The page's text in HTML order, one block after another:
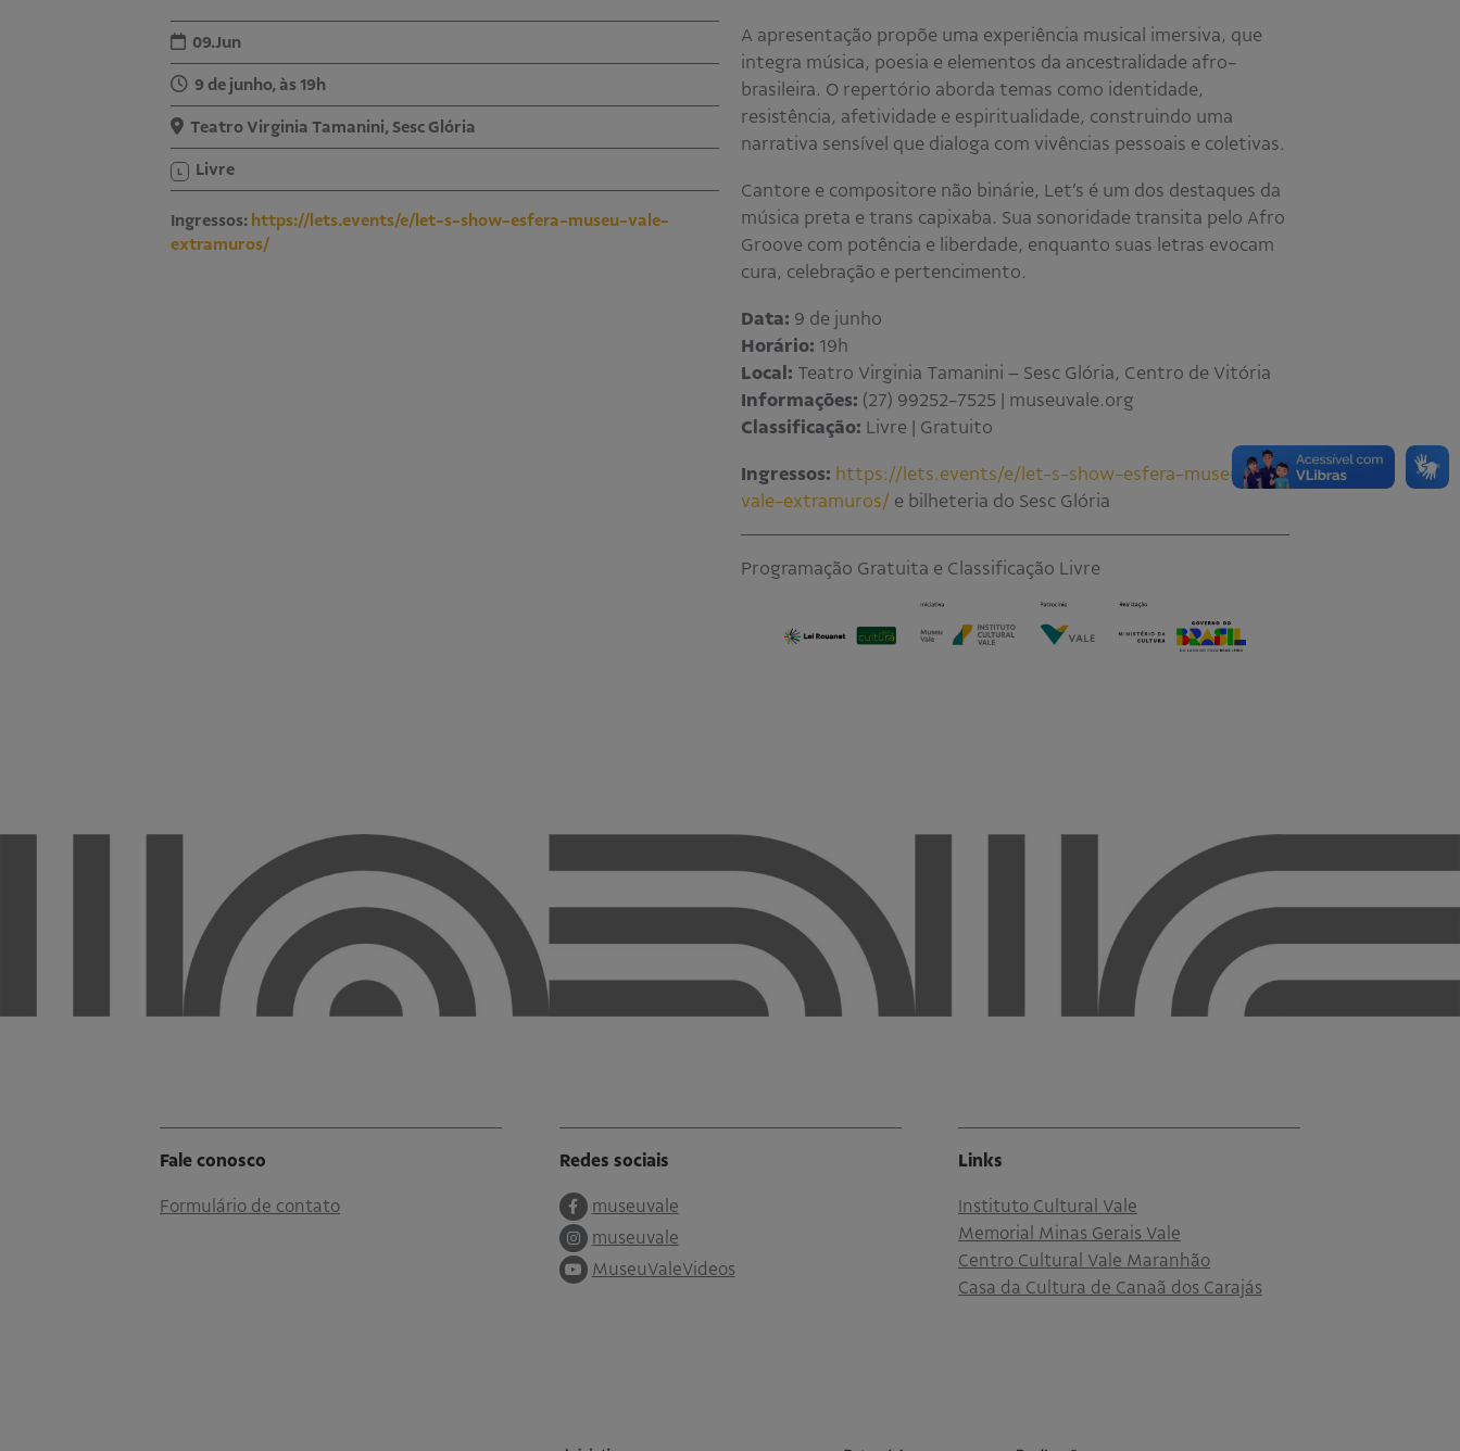
09.Jun
9 de junho, às 19h
Teatro Virginia Tamanini, Sesc Glória
L Livre
Ingressos: https://lets.events/e/let-s-show-esfera-museu-vale-
extramuros/
A apresentação propõe uma experiência musical imersiva, que
integra música, poesia e elementos da ancestralidade afro-
brasileira. O repertório aborda temas como identidade,
resistência, afetividade e espiritualidade, construindo uma
narrativa sensível que dialoga com vivências pessoais e coletivas.
Cantore e compositore não binárie, Let’s é um dos destaques da
música preta e trans capixaba. Sua sonoridade transita pelo Afro
Groove com potência e liberdade, enquanto suas letras evocam
cura, celebração e pertencimento.
Data: 9 de junho
Horário: 19h
Local: Teatro Virginia Tamanini – Sesc Glória, Centro de Vitória
Informações: (27) 99252-7525 | museuvale.org
Classificação: Livre | Gratuito
Ingressos: https://lets.events/e/let-s-show-esfera-museu-
vale-extramuros/ e bilheteria do Sesc Glória
Programação Gratuita e Classificação Livre
Fale conosco
Formulário de contato
Redes sociais
museuvale
museuvale
MuseuValeVideos
Links
Instituto Cultural Vale
Memorial Minas Gerais Vale
Centro Cultural Vale Maranhão
Casa da Cultura de Canaã dos Carajás